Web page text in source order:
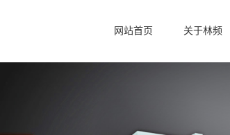
网站首页 关于林频